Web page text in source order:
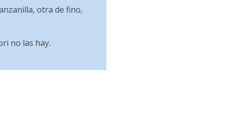
otra de fino,
no las hay.